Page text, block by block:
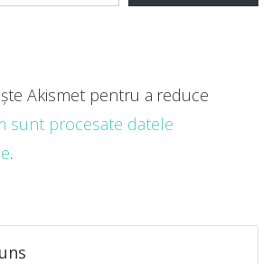
Akismet pentru a reduce
sunt procesate datele
.